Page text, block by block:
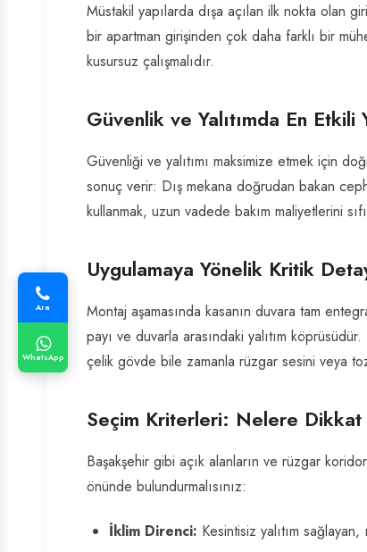
Müstakil yapılarda dışa açılan ilk nokta olan
bir apartman girişinden çok daha farklı bir
kusursuz çalışmalıdır.
Güvenlik ve Yalıtımda En Etkili
Güvenliği ve yalıtımı maksimize etmek için
sonuç verir: Dış mekana doğrudan bakan
kullanmak, uzun vadede bakım maliyetlerini
Uygulamaya Yönelik Kritik
Montaj aşamasında kasanın duvara tam
payı ve duvarla arasındaki yalıtım
çelik gövde bile zamanla rüzgar sesini veya
Seçim Kriterleri: Nelere Dikkat
Başakşehir gibi açık alanların ve rüzgar
önünde bulundurmalısınız:
İklim Direnci: Kesintisiz yalıtım
Ara
WhatsApp